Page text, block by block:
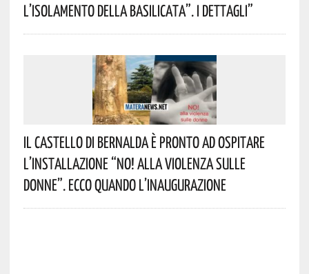
L’isolamento Della Basilicata”. I Dettagli”
Il Castello Di Bernalda È Pronto Ad Ospitare
L’installazione “NO! Alla Violenza Sulle
Donne”. Ecco Quando L’inaugurazione